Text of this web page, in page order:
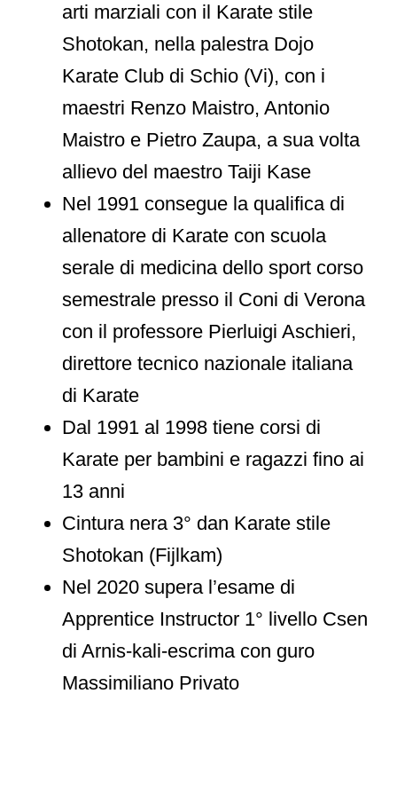
arti marziali con il Karate stile
Shotokan, nella palestra Dojo
Karate Club di Schio (Vi), con i
maestri Renzo Maistro, Antonio
Maistro e Pietro Zaupa, a sua volta
allievo del maestro Taiji Kase
Nel 1991 consegue la qualifica di
allenatore di Karate con scuola
serale di medicina dello sport corso
semestrale presso il Coni di Verona
con il professore Pierluigi Aschieri,
direttore tecnico nazionale italiana
di Karate
Dal 1991 al 1998 tiene corsi di
Karate per bambini e ragazzi fino ai
13 anni
Cintura nera 3° dan Karate stile
Shotokan (Fijlkam)
Nel 2020 supera l’esame di
Apprentice Instructor 1° livello Csen
di Arnis-kali-escrima con guro
Massimiliano Privato